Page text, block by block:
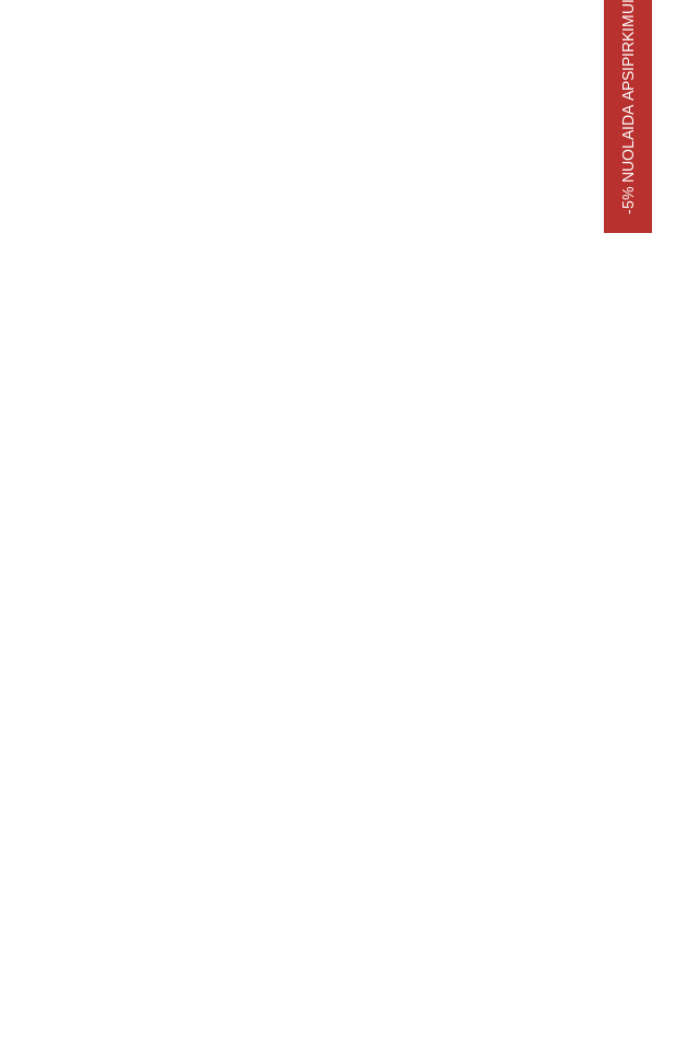
-5% NUOLAIDA APSIPIRKIMUI